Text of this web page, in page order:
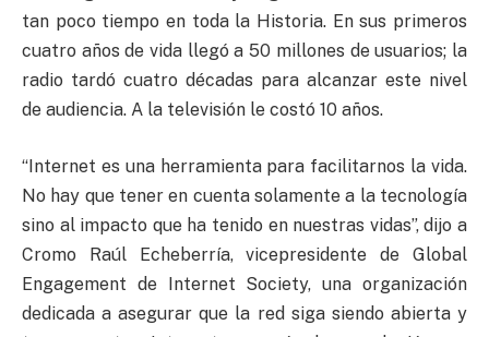
tan poco tiempo en toda la Historia. En sus primeros
cuatro años de vida llegó a 50 millones de usuarios; la
radio tardó cuatro décadas para alcanzar este nivel
de audiencia. A la televisión le costó 10 años.
“Internet es una herramienta para facilitarnos la vida.
No hay que tener en cuenta solamente a la tecnología
sino al impacto que ha tenido en nuestras vidas”, dijo a
Cromo Raúl Echeberría, vicepresidente de Global
Engagement de Internet Society, una organización
dedicada a asegurar que la red siga siendo abierta y